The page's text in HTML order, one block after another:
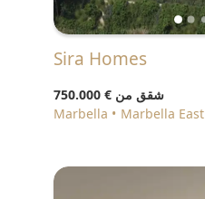
Sira Homes
شقق من € 750.000
Marbella
Marbella East